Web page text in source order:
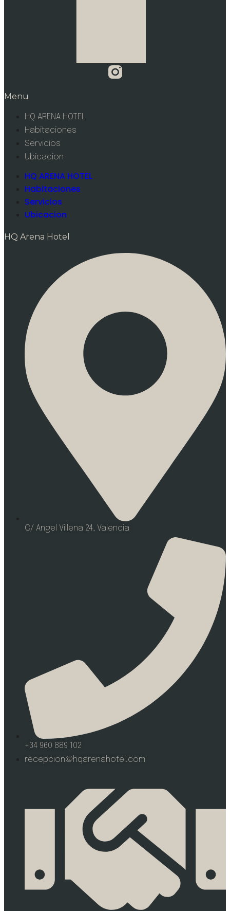
Menu
HQ ARENA HOTEL
Habitaciones
Servicios
Ubicacion
HQ ARENA HOTEL
Habitaciones
Servicios
Ubicacion
HQ Arena Hotel
C/ Angel Villena 24, Valencia
+34 960 889 102
recepcion@hqarenahotel.com